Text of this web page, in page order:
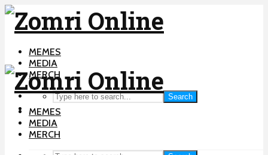
MEMES
MEDIA
MERCH
Search
MEMES
MEDIA
MERCH